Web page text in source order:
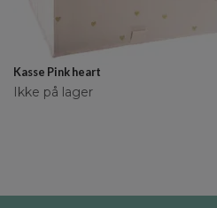
Kasse Pink heart
Ikke på lager